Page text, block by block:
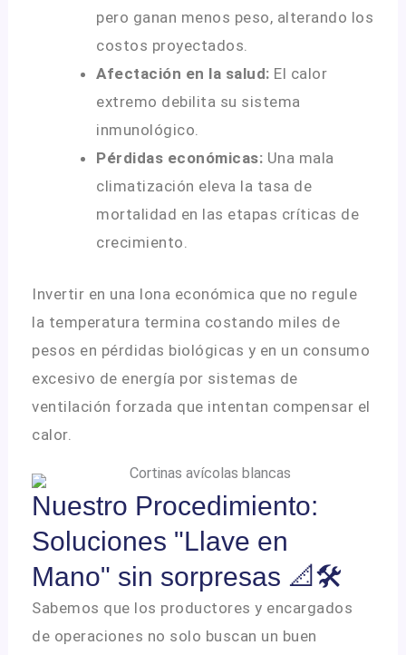
pero ganan menos peso, alterando los
costos proyectados.
Afectación en la salud: El calor
extremo debilita su sistema
inmunológico.
Pérdidas económicas: Una mala
climatización eleva la tasa de
mortalidad en las etapas críticas de
crecimiento.
Invertir en una lona económica que no regule
la temperatura termina costando miles de
pesos en pérdidas biológicas y en un consumo
excesivo de energía por sistemas de
ventilación forzada que intentan compensar el
calor.
Nuestro Procedimiento:
Soluciones "Llave en
Mano" sin sorpresas 📐🛠️
Sabemos que los productores y encargados
de operaciones no solo buscan un buen